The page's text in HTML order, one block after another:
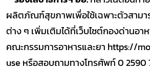
ผลิตภัณฑ์สุขภาพเพื่อใช้เฉพาะตัวสามา
ต่าง ๆ เพิ่มเติมได้ที่เว็บไซต์กองด่านอา
คณะกรรมการอาหารและยา https://
use หรือสอบถามทางโทรศัพท์ 0 2590